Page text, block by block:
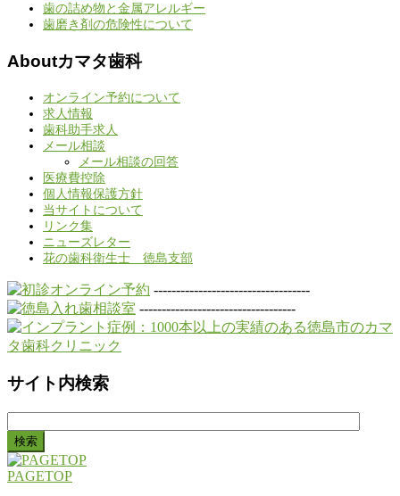
歯の詰め物と金属アレルギー
歯磨き剤の危険性について
Aboutカマタ歯科
オンライン予約について
求人情報
歯科助手求人
メール相談
メール相談の回答
医療費控除
個人情報保護方針
当サイトについて
リンク集
ニューズレター
花の歯科衛生士 徳島支部
-----------------------------------
-----------------------------------
サイト内検索
索:
PAGETOP